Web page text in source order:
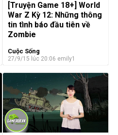
[Truyện Game 18+] World
War Z Kỳ 12: Những thông
tin tình báo đầu tiên về
Zombie
Cuộc Sống
27/9/15 lúc 20:06 emily1